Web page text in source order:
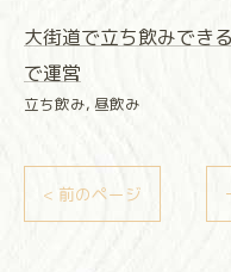
大街道で立ち飲みでき
で運営
立ち飲み 昼飲み
< 前のページ